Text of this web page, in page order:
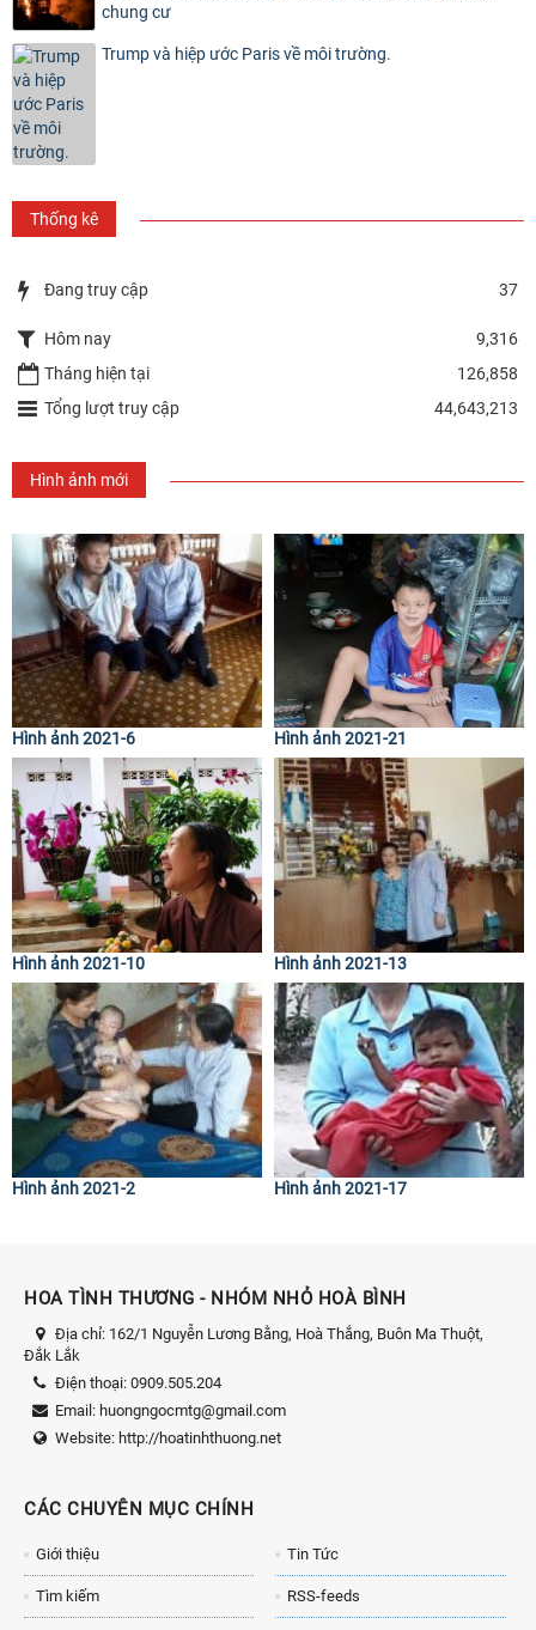
chung cư
Trump và hiệp ước Paris về môi trường.
Thống kê
Đang truy cập 37
Hôm nay
9,316
Tháng hiện tại
126,858
Tổng lượt truy cập
44,643,213
Hình ảnh mới
Hình ảnh 2021-6 Hình ảnh 2021-21
Hình ảnh 2021-10 Hình ảnh 2021-13
Hình ảnh 2021-2 Hình ảnh 2021-17
HOA TÌNH THƯƠNG - NHÓM NHỎ HOÀ BÌNH
Địa chỉ: 162/1 Nguyễn Lương Bằng, Hoà Thắng, Buôn Ma Thuột,
Đắk Lắk
Điện thoại: 0909.505.204
Email: huongngocmtg@gmail.com
Website: http://hoatinhthuong.net
CÁC CHUYÊN MỤC CHÍNH
Giới thiệu Tin Tức
Tìm kiếm RSS-feeds